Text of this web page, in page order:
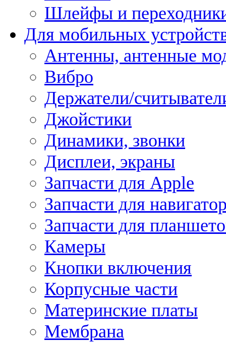
Шлейфы и
Для мобильных
Антенны, антенные
Вибро
Держатели/
Джойстики
Динамики, звонки
Дисплеи, экраны
Запчасти для Apple
Запчасти для
Запчасти для
Камеры
Кнопки включения
Корпусные части
Материнские платы
Мембрана